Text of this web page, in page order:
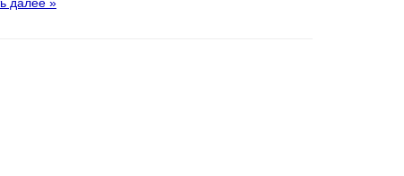
далее »